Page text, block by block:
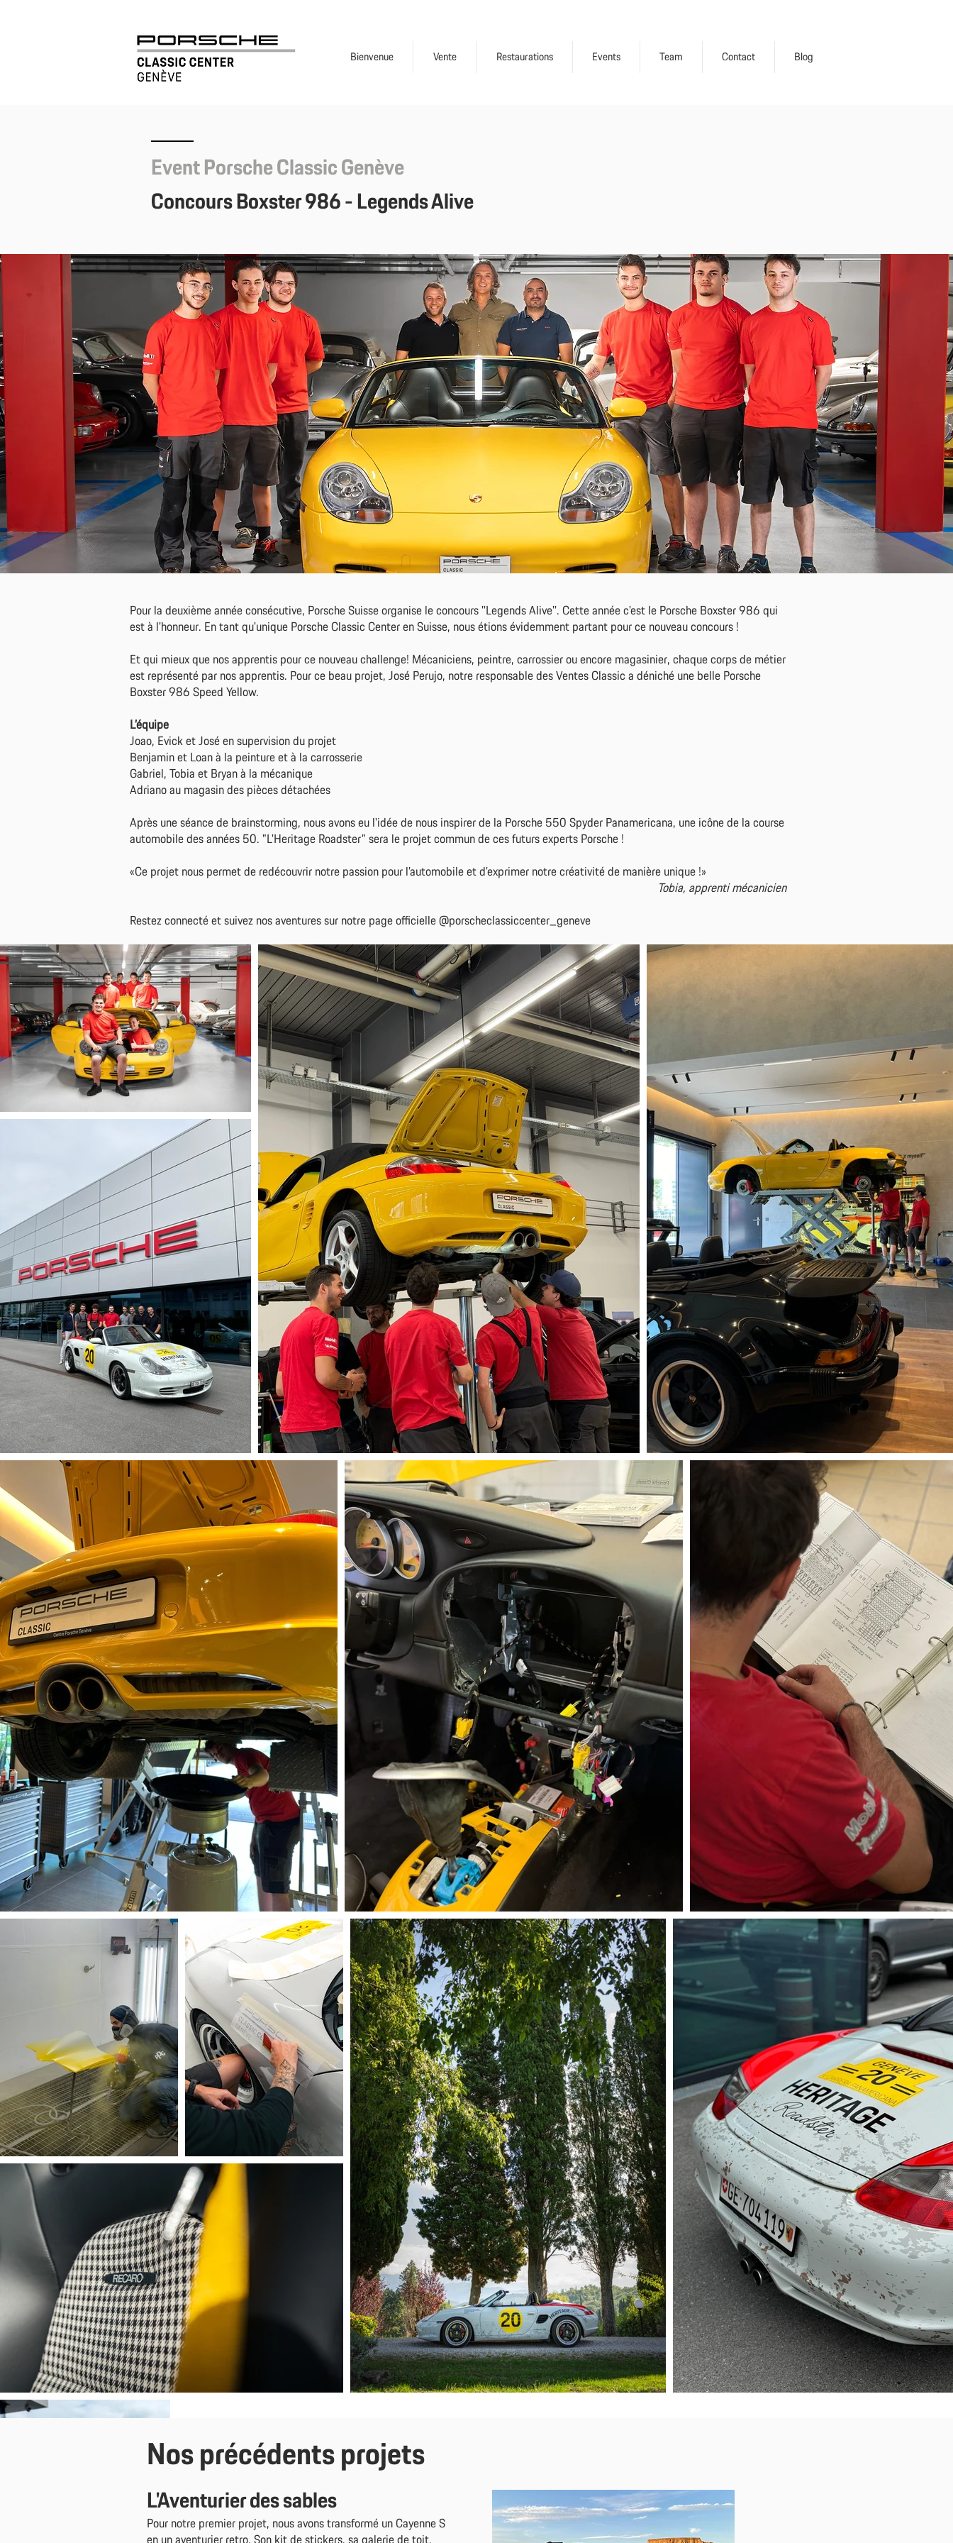
Bienvenue Vente Restaurations Events Team Contact Blog
EventPorsche Classic Genève
ConcoursBoxster 986 - Legends Alive
Pour la deuxième année consécutive, Porsche Suisse organise le concours ''Legends Alive''. Cette année c'est le Porsche Boxster 986 qui
est à l'honneur. En tant qu'unique Porsche Classic Center en Suisse, nous étions évidemment partant pour ce nouveau concours !
Et qui mieux que nos apprentis pour ce nouveau challenge! Mécaniciens, peintre, carrossier ou encore magasinier, chaque corps de métier
est représenté par nos apprentis. Pour ce beau projet, José Perujo, notre responsable des Ventes Classic a déniché une belle Porsche
Boxster 986 Speed Yellow.
L’équipe
Joao, Evick et José en supervision du projet
Benjamin et Loan à la peinture et à la carrosserie
Gabriel, Tobia et Bryan à la mécanique
Adriano au magasin des pièces détachées
Après une séance de brainstorming, nous avons eu l'idée de nous inspirer de la Porsche 550 Spyder Panamericana, une icône de la course
automobile des années 50. "L'Heritage Roadster" sera le projet commun de ces futurs experts Porsche !
«Ce projet nous permet de redécouvrir notre passion pour l’automobile et d’exprimer notre créativité de manière unique !»
Tobia, apprenti mécanicien
Restez connecté et suivez nos aventures sur notre page officielle @porscheclassiccenter_geneve
Nos précédents projets
L'Aventurier des sables
Pour notre premier projet, nous avons transformé un Cayenne S
en un aventurier retro. Son kit de stickers, sa galerie de toit,